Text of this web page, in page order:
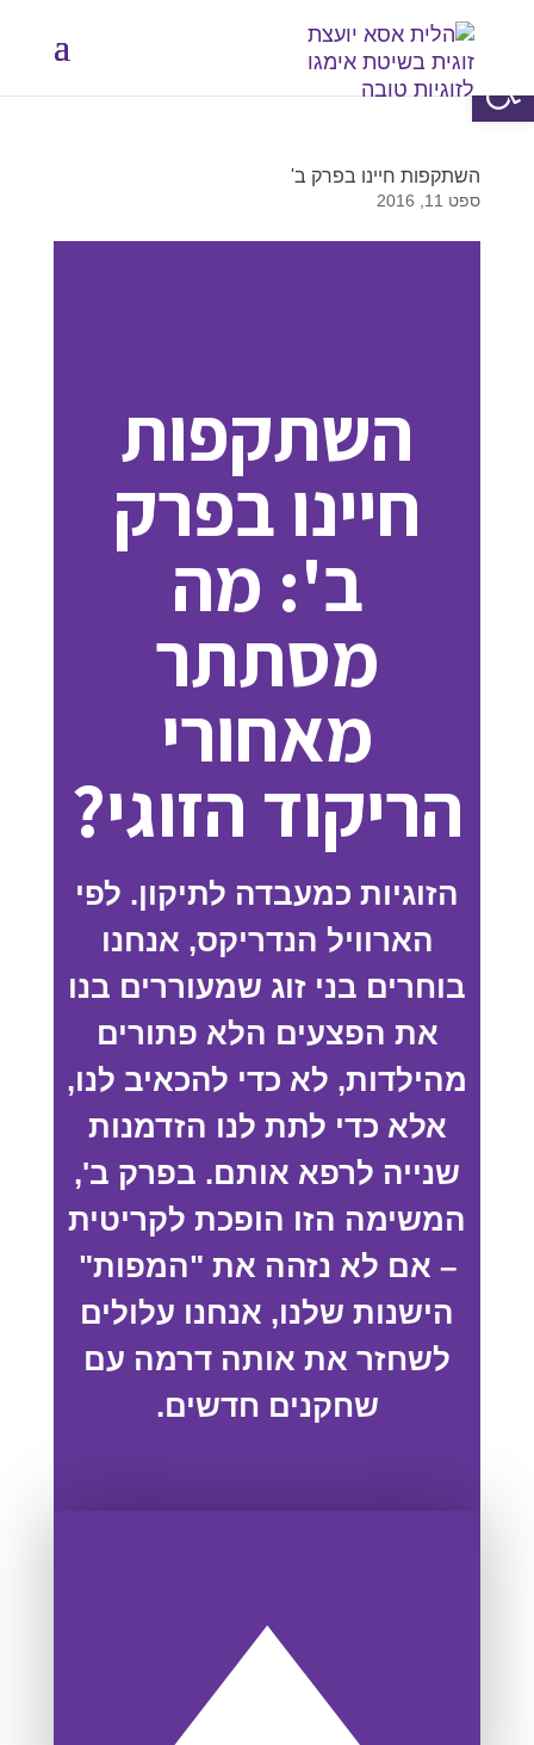
השתקפות חיינו בפרק ב'
ספט 11, 2016
השתקפות
חיינו בפרק
ב': מה
מסתתר
מאחורי
הריקוד הזוגי?
הזוגיות כמעבדה לתיקון. לפי
הארוויל הנדריקס, אנחנו
בוחרים בני זוג שמעוררים בנו
את הפצעים הלא פתורים
מהילדות, לא כדי להכאיב לנו,
אלא כדי לתת לנו הזדמנות
שנייה לרפא אותם. בפרק ב',
המשימה הזו הופכת לקריטית
– אם לא נזהה את "המפות"
הישנות שלנו, אנחנו עלולים
לשחזר את אותה דרמה עם
שחקנים חדשים.
פתח סרגל נגישות